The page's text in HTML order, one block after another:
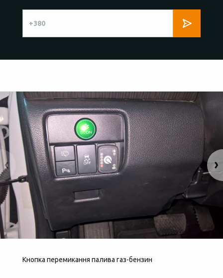
Кнопка перемикання палива газ-бензин